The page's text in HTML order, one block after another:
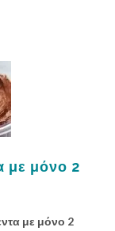
με μόνο 2
με μόνο 2